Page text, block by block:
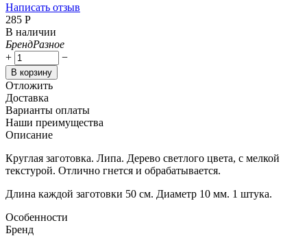
Написать отзыв
‍285‍ Р
В наличии
БрендРазное
+
−
В корзину
Отложить
Доставка
Варианты оплаты
Наши преимущества
Описание
Круглая заготовка. Липа. Дерево светлого цвета, с мелкой
текстурой. Отлично гнется и обрабатывается.
Длина каждой заготовки 50 см. Диаметр 10 мм. 1 штука.
Особенности
Бренд